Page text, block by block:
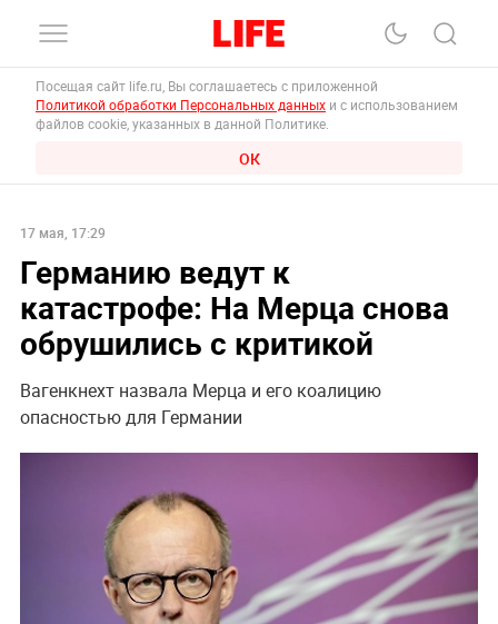
Посещая сайт life.ru, Вы соглашаетесь с приложенной
Политикой обработки Персональных данных и с использованием
файлов cookie, указанных в данной Политике.
ОК
17 мая, 17:29
Германию ведут к
катастрофе: На Мерца снова
обрушились с критикой
Вагенкнехт назвала Мерца и его коалицию
опасностью для Германии